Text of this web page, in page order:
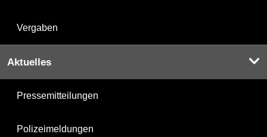
Vergaben
Aktuelles
Pressemitteilungen
Polizeimeldungen